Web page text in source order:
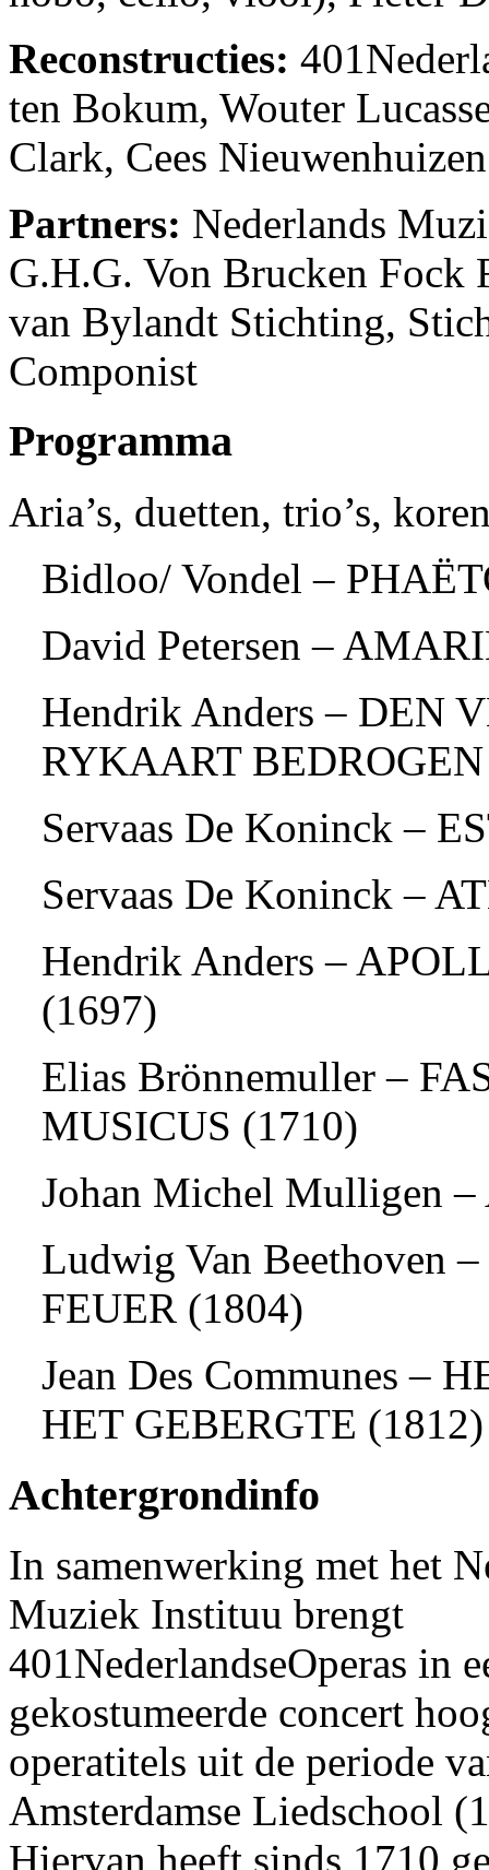
Reconstructies:
ten Bokum, Wouter
Clark, Cees
Partners: Nederlands
G.H.G. Von Brucken Fock
van Bylandt Stichting,
Componist
Programma
Aria’s, duetten, trio’s,
Bidloo/ Vondel –
David Petersen –
Hendrik Anders – DEN
RYKAART
Servaas De Koninck –
Servaas De Koninck –
Hendrik Anders –
(1697)
Elias Brönnemuller –
MUSICUS (1710)
Johan Michel Mulligen
Ludwig Van Beethoven
FEUER (1804)
Jean Des Communes –
HET GEBERGTE (1812)
Achtergrondinfo
In samenwerking met het
Muziek Instituu brengt
401NederlandseOperas in
gekostumeerde concert
operatitels uit de periode
Amsterdamse Liedschool
Hiervan heeft sinds 1710